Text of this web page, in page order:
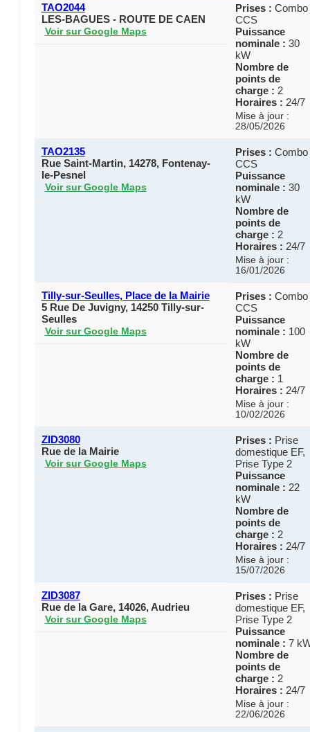
TAO2044
LES-BAGUES - ROUTE DE CAEN
Voir sur Google Maps
Prises : Combo
CCS
Puissance
nominale : 30
kW
Nombre de
points de
charge : 2
Horaires : 24/7
Mise à jour :
28/05/2026
TAO2135
Rue Saint-Martin, 14278, Fontenay-
le-Pesnel
Voir sur Google Maps
Prises : Combo
CCS
Puissance
nominale : 30
kW
Nombre de
points de
charge : 2
Horaires : 24/7
Mise à jour :
16/01/2026
Tilly-sur-Seulles, Place de la Mairie
5 Rue De Juvigny, 14250 Tilly-sur-
Seulles
Voir sur Google Maps
Prises : Combo
CCS
Puissance
nominale : 100
kW
Nombre de
points de
charge : 1
Horaires : 24/7
Mise à jour :
10/02/2026
ZID3080
Rue de la Mairie
Voir sur Google Maps
Prises : Prise
domestique EF,
Prise Type 2
Puissance
nominale : 22
kW
Nombre de
points de
charge : 2
Horaires : 24/7
Mise à jour :
15/07/2026
ZID3087
Rue de la Gare, 14026, Audrieu
Voir sur Google Maps
Prises : Prise
domestique EF,
Prise Type 2
Puissance
nominale : 7
Nombre de
points de
charge : 2
Horaires : 24/7
Mise à jour :
22/06/2026